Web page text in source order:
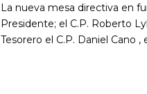
La nueva mesa directiva en
Presidente; el C.P. Roberto
Tesorero el C.P. Daniel Cano